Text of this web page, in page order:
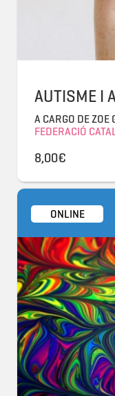
AUTISME I
A CARGO DE ZOE
FEDERACIÓ
8,00€
ONLINE